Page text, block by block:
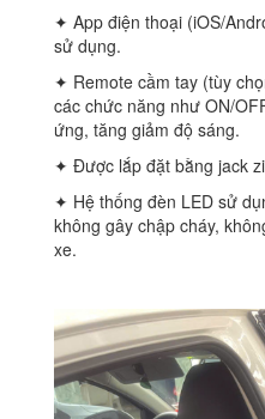
✦ App điện thoại (iOS/
sử dụng.
✦ Remote cầm tay (tùy
các chức năng như ON/
ứng, tăng giảm độ sáng.
✦ Được lắp đặt bằng jack
✦ Hệ thống đèn LED sử
không gây chập cháy,
xe.